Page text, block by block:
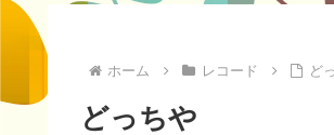
ホーム レコード ど
どっちや